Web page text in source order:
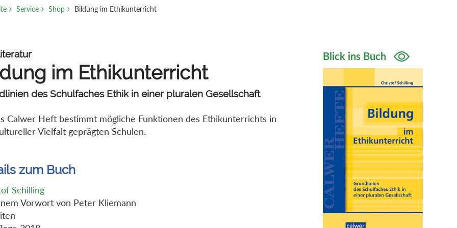
Service Shop Bildung im Ethikunterricht
im Ethikunterricht
des Schulfaches Ethik in einer pluralen Gesellschaft
Calwer Heft bestimmt mögliche Funktionen des Ethikunterrichts in
Vielfalt geprägten Schulen.
zum Buch
Schilling
Vorwort von Peter Kliemann
Blick ins Buch